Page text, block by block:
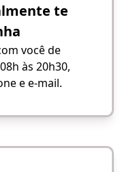
te
você de
às 20h30,
e e-mail.